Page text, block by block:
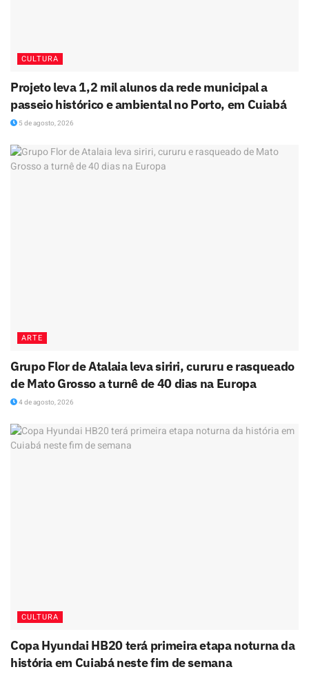
CULTURA
Projeto leva 1,2 mil alunos da rede municipal a
passeio histórico e ambiental no Porto, em Cuiabá
5 de agosto, 2026
ARTE
Grupo Flor de Atalaia leva siriri, cururu e rasqueado
de Mato Grosso a turnê de 40 dias na Europa
4 de agosto, 2026
CULTURA
Copa Hyundai HB20 terá primeira etapa noturna da
história em Cuiabá neste fim de semana